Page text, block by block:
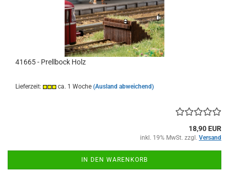
41665 - Prellbock Holz
Lieferzeit: ca. 1 Woche (Ausland abweichend)
18,90 EUR
inkl. 19% MwSt. zzgl. Versand
IN DEN WARENKORB